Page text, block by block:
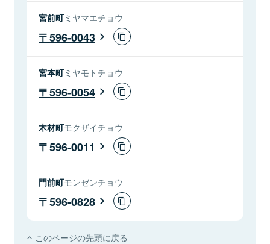
宮前町ミヤマエチョウ
596-0043
宮本町ミヤモトチョウ
596-0054
木材町モクザイチョウ
596-0011
門前町モンゼンチョウ
596-0828
このページの先頭に戻る